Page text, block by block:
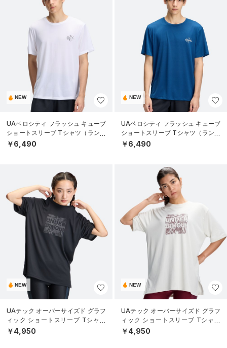
NEW
UAベロシティ フラッシュ キューブ
ショートスリーブ Tシャツ（ランニ
ング/MEN）
￥6,490
NEW
UAベロシティ フラッシュ キューブ
ショートスリーブ Tシャツ（ランニ
ング/MEN）
￥6,490
NEW
UAテック オーバーサイズド グラフ
ィック ショートスリーブ Tシャツ
（トレーニング/WOMEN）
￥4,950
NEW
UAテック オーバーサイズド グラフ
ィック ショートスリーブ Tシャツ
（トレーニング/WOMEN）
￥4,950